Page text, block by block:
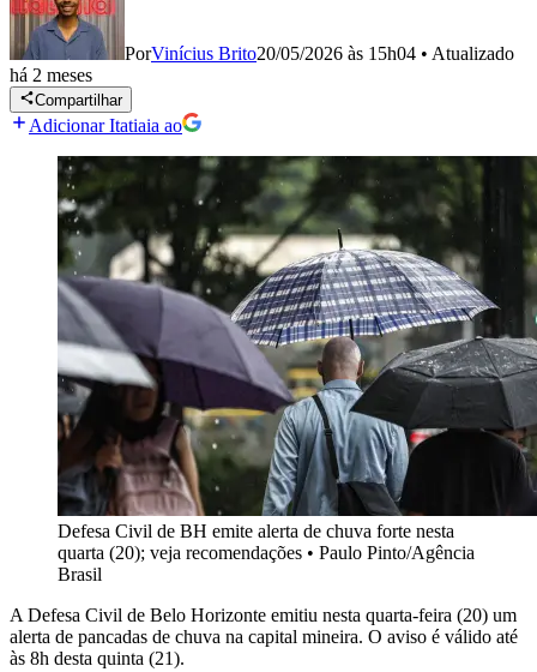
PorVinícius Brito20/05/2026 às 15h04 • Atualizado
há 2 meses
Compartilhar
Adicionar Itatiaia ao
Defesa Civil de BH emite alerta de chuva forte nesta
quarta (20); veja recomendações • Paulo Pinto/Agência
Brasil
A Defesa Civil de Belo Horizonte emitiu nesta quarta-feira (20) um
alerta de pancadas de chuva na capital mineira. O aviso é válido até
às 8h desta quinta (21).